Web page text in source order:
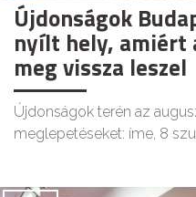
Újdonságok
nyílt hely, amiért
meg vissza leszel
Újdonságok terén az
meglepetéseket: íme, 8